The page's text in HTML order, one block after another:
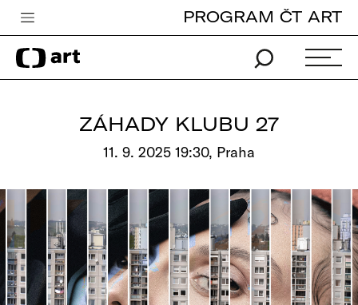
Česká televize
Zpravodajství
Pro děti
edu
Vše o ČT
PROGRAM ČT ART
ZÁHADY KLUBU 27
11. 9. 2025 19:30, Praha